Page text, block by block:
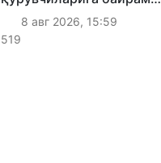
табриги
8 авг 2026, 15:59
519